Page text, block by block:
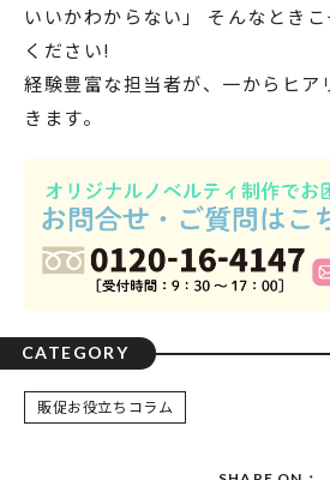
いいかわからない」 そんなとき
ください!
経験豊富な担当者が、一からヒア
きます。
CATEGORY
販促お役立ちコラム